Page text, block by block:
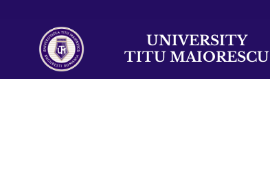
UNIVERSITY
TITU MAIORESCU